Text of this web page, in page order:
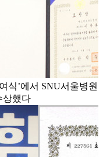
식’에서 SNU서울병원
상했다